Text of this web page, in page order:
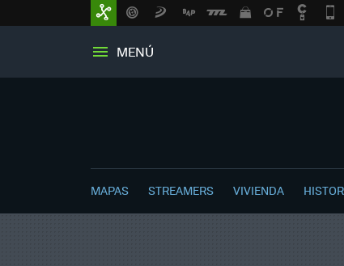
MENÚ
MAPAS STREAMERS VIVIENDA